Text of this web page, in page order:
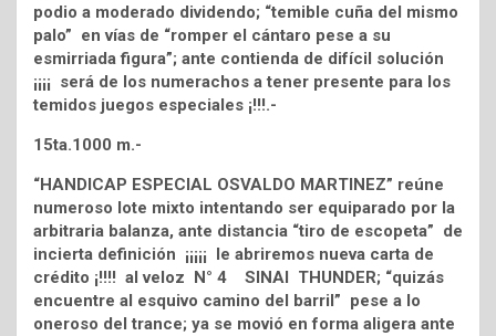
podio a moderado dividendo; “temible cuña del mismo
palo” en vías de “romper el cántaro pese a su
esmirriada figura”; ante contienda de difícil solución
¡¡¡¡ será de los numerachos a tener presente para los
temidos juegos especiales ¡!!!.-
15ta.1000 m.-
“HANDICAP ESPECIAL OSVALDO MARTINEZ” reúne
numeroso lote mixto intentando ser equiparado por la
arbitraria balanza, ante distancia “tiro de escopeta” de
incierta definición ¡¡¡¡¡ le abriremos nueva carta de
crédito ¡!!!! al veloz N° 4 SINAI THUNDER; “quizás
encuentre al esquivo camino del barril” pese a lo
oneroso del trance; ya se movió en forma aligera ante